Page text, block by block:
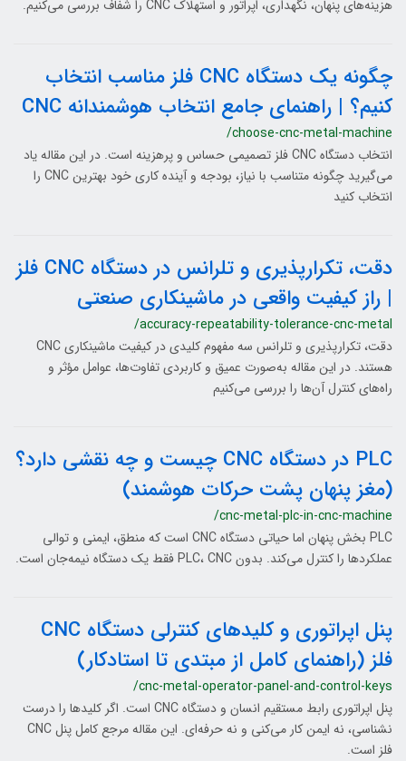
هزینه‌های پنهان، نگهداری، اپراتور و استهلاک CNC را شفاف بررسی می‌کنیم.
چگونه یک دستگاه CNC فلز مناسب انتخاب
کنیم؟ | راهنمای جامع انتخاب هوشمندانه CNC
/choose-cnc-metal-machine
انتخاب دستگاه CNC فلز تصمیمی حساس و پرهزینه است. در این مقاله یاد
می‌گیرید چگونه متناسب با نیاز، بودجه و آینده کاری خود بهترین CNC را
انتخاب کنید
دقت، تکرارپذیری و تلرانس در دستگاه CNC فلز
| راز کیفیت واقعی در ماشینکاری صنعتی
/accuracy-repeatability-tolerance-cnc-metal
دقت، تکرارپذیری و تلرانس سه مفهوم کلیدی در کیفیت ماشینکاری CNC
هستند. در این مقاله به‌صورت عمیق و کاربردی تفاوت‌ها، عوامل مؤثر و
راه‌های کنترل آن‌ها را بررسی می‌کنیم
PLC در دستگاه CNC چیست و چه نقشی دارد؟
(مغز پنهان پشت حرکات هوشمند)
/cnc-metal-plc-in-cnc-machine
PLC بخش پنهان اما حیاتی دستگاه CNC است که منطق، ایمنی و توالی
عملکردها را کنترل می‌کند. بدون PLC، CNC فقط یک دستگاه نیمه‌جان است.
پنل اپراتوری و کلیدهای کنترلی دستگاه CNC
فلز (راهنمای کامل از مبتدی تا استادکار)
/cnc-metal-operator-panel-and-control-keys
پنل اپراتوری رابط مستقیم انسان و دستگاه CNC است. اگر کلیدها را درست
نشناسی، نه ایمن کار می‌کنی و نه حرفه‌ای. این مقاله مرجع کامل پنل CNC
فلز است.